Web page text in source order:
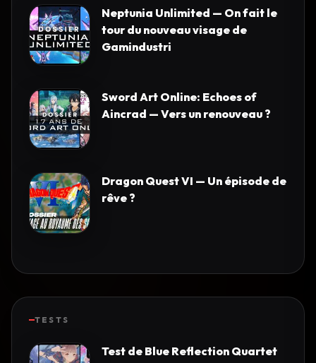
Neptunia Unlimited — On fait le
tour du nouveau visage de
Gamindustri
Sword Art Online: Echoes of
Aincrad — Vers un renouveau ?
Dragon Quest VI — Un épisode de
rêve ?
TESTS
Test de Blue Reflection Quartet